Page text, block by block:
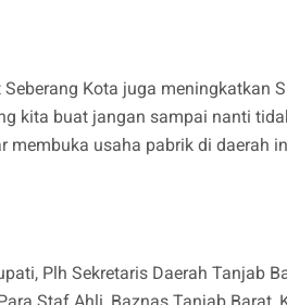
Kota juga meningkatkan
kita buat jangan sampai nanti
membuka usaha pabrik di daerah
Plh Sekretaris Daerah Tanjab